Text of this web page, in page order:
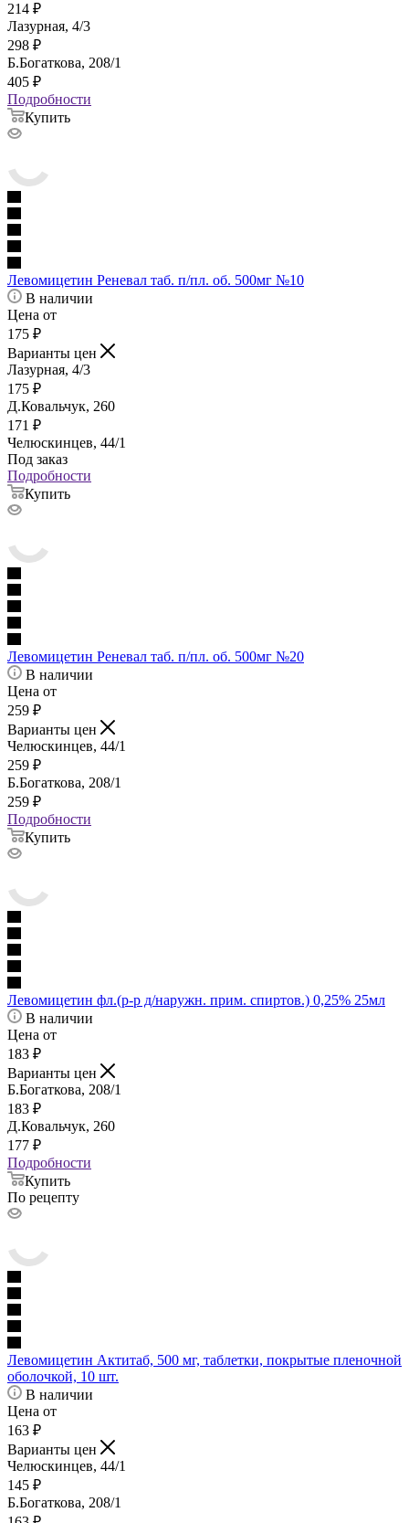
214 ₽
Лазурная, 4/3
298 ₽
Б.Богаткова, 208/1
405 ₽
Подробности
Купить
Левомицетин Реневал таб. п/пл. об. 500мг №10
В наличии
Цена от
175 ₽
Варианты цен
Лазурная, 4/3
175 ₽
Д.Ковальчук, 260
171 ₽
Челюскинцев, 44/1
Под заказ
Подробности
Купить
Левомицетин Реневал таб. п/пл. об. 500мг №20
В наличии
Цена от
259 ₽
Варианты цен
Челюскинцев, 44/1
259 ₽
Б.Богаткова, 208/1
259 ₽
Подробности
Купить
Левомицетин фл.(р-р д/наружн. прим. спиртов.) 0,25% 25мл
В наличии
Цена от
183 ₽
Варианты цен
Б.Богаткова, 208/1
183 ₽
Д.Ковальчук, 260
177 ₽
Подробности
Купить
По рецепту
Левомицетин Актитаб, 500 мг, таблетки, покрытые пленочной
оболочкой, 10 шт.
В наличии
Цена от
163 ₽
Варианты цен
Челюскинцев, 44/1
145 ₽
Б.Богаткова, 208/1